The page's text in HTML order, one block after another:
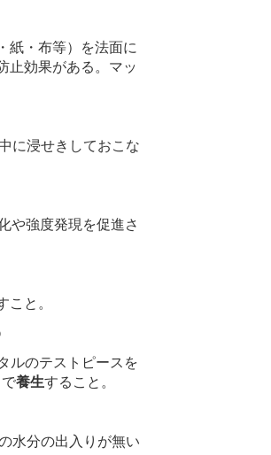
紙・布等）を法面に
止効果がある。マッ
に浸せきしておこな
や強度発現を促進さ
こと。
ルのテストピースを
養生すること。
水分の出入りが無い